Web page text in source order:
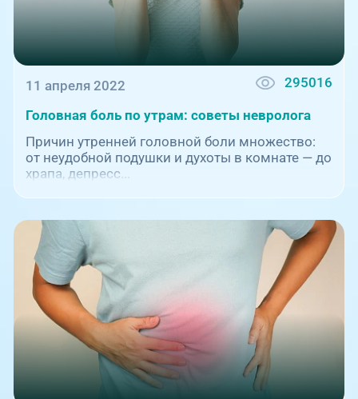
Пациентам
PreventAGE
+7 (351) 220-00-03
+7 (7142) 927-003
Справочный телефон для
жителей Казахстана
11 апреля 2022 295016
Головная боль по утрам: советы невролога
Причин утренней головной боли множество:
от неудобной подушки и духоты в комнате — до
храпа, депресс...